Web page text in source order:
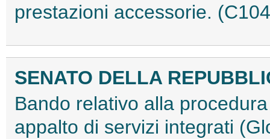
prestazioni accessorie.
SENATO DELLA
Bando relativo alla
appalto di servizi integrati